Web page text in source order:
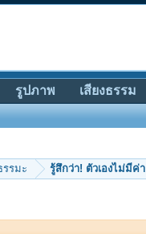
รมะ รู้สึกว่า! ตัวเองไม่มีค่า
รูปภาพ เสียงธรรม